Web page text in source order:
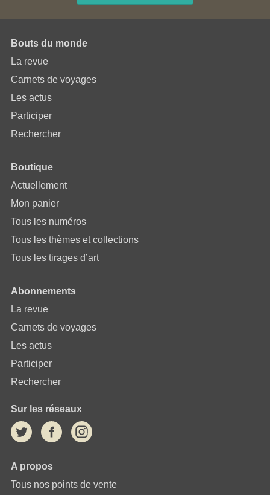
Bouts du monde
La revue
Carnets de voyages
Les actus
Participer
Rechercher
Boutique
Actuellement
Mon panier
Tous les numéros
Tous les thèmes et collections
Tous les tirages d’art
Abonnements
La revue
Carnets de voyages
Les actus
Participer
Rechercher
Sur les réseaux
A propos
Tous nos points de vente